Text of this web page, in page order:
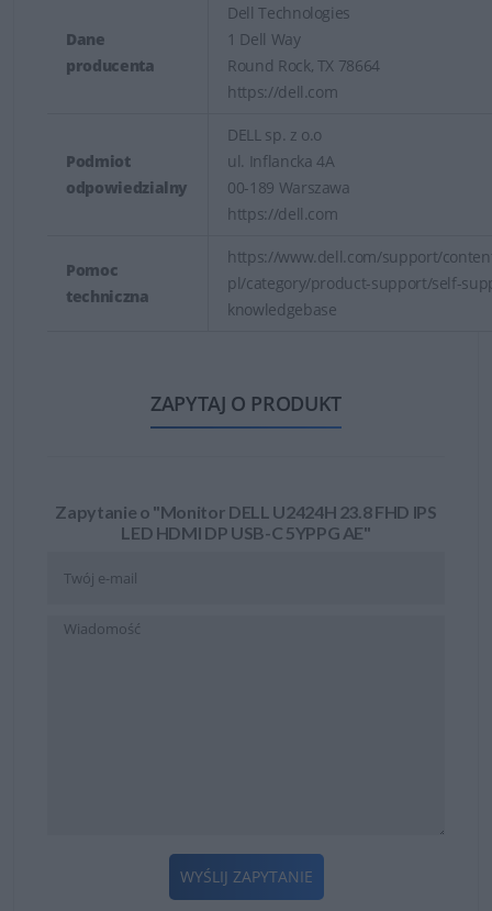
Dane
producenta
Dell Technologies
1 Dell Way
Round Rock, TX 78664
https://dell.com
Podmiot
odpowiedzialny
DELL sp. z o.o
ul. Inflancka 4A
00-189 Warszawa
https://dell.com
Pomoc
techniczna
https://www.dell.com/support/
pl/category/product-support/self-
knowledgebase
ZAPYTAJ O PRODUKT
Zapytanie o "Monitor DELL U2424H 23.8 FHD IPS
LED HDMI DP USB-C 5YPPG AE"
WYŚLIJ ZAPYTANIE